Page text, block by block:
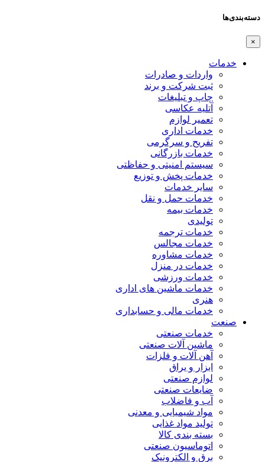
دسته‌بندی‌ها
×
خدمات
واردات و صادرات
ثبت شرکت و برند
چاپ و تبلیغات
آتلیه عکاسی
تعمیر لوازم
خدمات اداری
تفریح و سرگرمی
خدمات بازرگانی
سیستم امنیتی و حفاظتی
خدمات پخش و توزیع
سایر خدمات
خدمات حمل و نقل
خدمات بیمه
تولیدی
خدمات ترجمه
خدمات مجالس
خدمات مشاوره
خدمات در منزل
خدمات ورزشی
خدمات ماشین های اداری
هنری
خدمات مالی و حسابداری
صنعت
خدمات صنعتی
ماشین آلات صنعتی
آهن آلات و فلزات
ابزار و یراق
لوازم صنعتی
ضایعات صنعتی
آب و فاضلاب
مواد شیمیایی و معدنی
تولید مواد غذایی
بسته بندی کالا
اتوماسیون صنعتی
برق و الکترونیک